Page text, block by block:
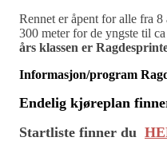
Rennet er åpent for alle fra
300 meter for de yngste til
års klassen er
Informasjon/program
Endelig kjøreplan
Startliste finner du